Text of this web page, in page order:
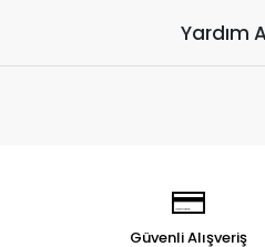
Yardım
Güvenli Alışveriş